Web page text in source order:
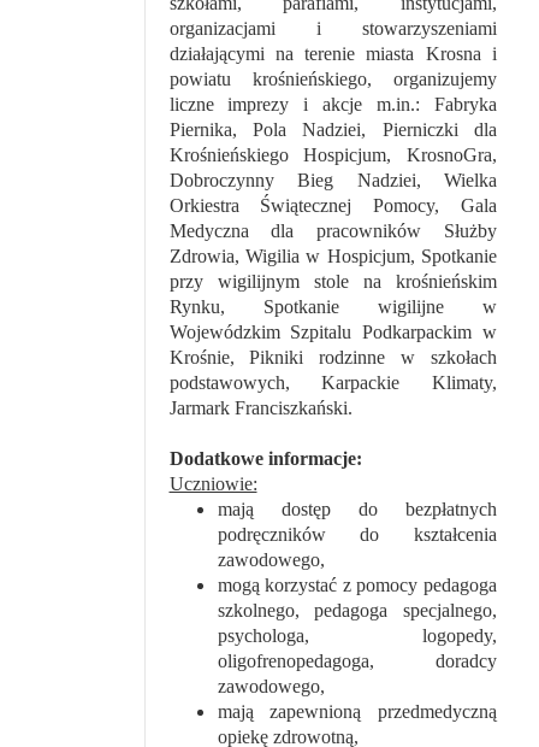
organizacjami i stowarzyszeniami
działającymi na terenie miasta Krosna i
powiatu krośnieńskiego, organizujemy
liczne imprezy i akcje m.in.: Fabryka
Piernika, Pola Nadziei, Pierniczki dla
Krośnieńskiego Hospicjum, KrosnoGra,
Dobroczynny Bieg Nadziei, Wielka
Orkiestra Świątecznej Pomocy, Gala
Medyczna dla pracowników Służby
Zdrowia, Wigilia w Hospicjum, Spotkanie
przy wigilijnym stole na krośnieńskim
Rynku, Spotkanie wigilijne w
Wojewódzkim Szpitalu Podkarpackim w
Krośnie, Pikniki rodzinne w szkołach
podstawowych, Karpackie Klimaty,
Jarmark Franciszkański.
Dodatkowe informacje:
Uczniowie:
mają dostęp do bezpłatnych
podręczników do kształcenia
zawodowego,
mogą korzystać z pomocy pedagoga
szkolnego, pedagoga specjalnego,
psychologa, logopedy,
oligofrenopedagoga, doradcy
zawodowego,
mają zapewnioną przedmedyczną
opiekę zdrowotną,